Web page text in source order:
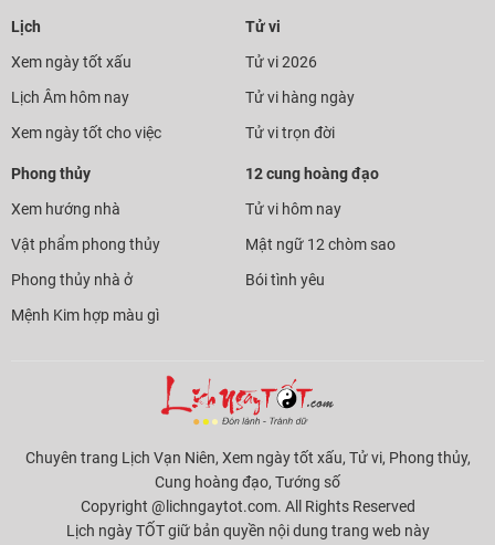
Lịch
Xem ngày tốt xấu
Lịch Âm hôm nay
Xem ngày tốt cho việc
Tử vi
Tử vi 2026
Tử vi hàng ngày
Tử vi trọn đời
Phong thủy
Xem hướng nhà
Vật phẩm phong thủy
Phong thủy nhà ở
Mệnh Kim hợp màu gì
12 cung hoàng đạo
Tử vi hôm nay
Mật ngữ 12 chòm sao
Bói tình yêu
Chuyên trang Lịch Vạn Niên, Xem ngày tốt xấu, Tử vi, Phong thủy,
Cung hoàng đạo, Tướng số
Copyright @lichngaytot.com. All Rights Reserved
Lịch ngày TỐT giữ bản quyền nội dung trang web này